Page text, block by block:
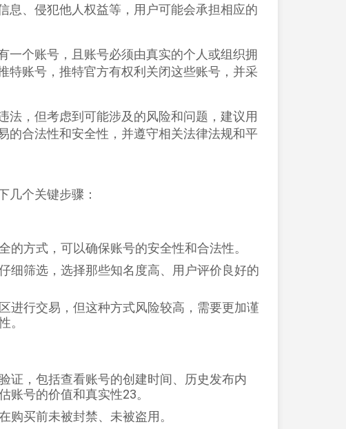
息、侵犯他人权益等，用户可能会承担相应的
一个账号，且账号必须由真实的个人或组织拥
特账号，推特官方有权利关闭这些账号，并采
法，但考虑到可能涉及的风险和问题，建议用
的合法性和安全性，并遵守相关法律法规和平
几个关键步骤：
的方式，可以确保账号的安全性和合法性‌。
细筛选，选择那些知名度高、用户评价良好的
进行交易，但这种方式风险较高，需要更加谨
。
证，包括查看账号的创建时间、历史发布内
账号的价值和真实性‌23。
购买前未被封禁、未被盗用‌。